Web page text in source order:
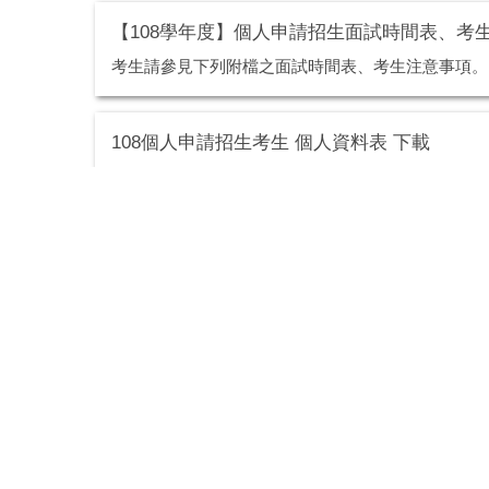
【108學年度】個人申請招生面試時間表、考
考生請參見下列附檔之面試時間表、考生注意事項。
108個人申請招生考生 個人資料表 下載